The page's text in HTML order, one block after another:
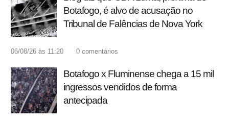
Botafogo, é alvo de acusação no
Tribunal de Falências de Nova York
06/08/26 às 11:20 0 comentários
Botafogo x Fluminense chega a 15 mil
ingressos vendidos de forma
antecipada